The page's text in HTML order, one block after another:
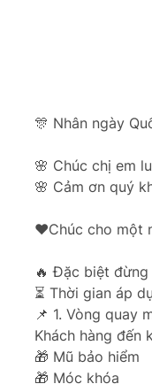
🎊 Nhân ngày
🌸 Chúc chị em
🌸 Cảm ơn quý
❤️Chúc cho một
🔥 Đặc biệt
⏳ Thời gian áp
📌 1. Vòng quay
Khách hàng đến
🎁 Mũ bảo hiểm
🎁 Móc khóa